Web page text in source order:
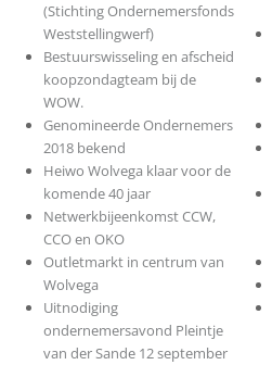
(Stichting Ondernemersfonds
Weststellingwerf)
Bestuurswisseling en afscheid
koopzondagteam bij de
WOW.
Genomineerde Ondernemers
2018 bekend
Heiwo Wolvega klaar voor de
komende 40 jaar
Netwerkbijeenkomst CCW,
CCO en OKO
Outletmarkt in centrum van
Wolvega
Uitnodiging
ondernemersavond Pleintje
van der Sande 12 september